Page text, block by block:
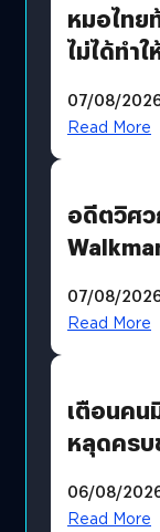
หมอไทย
ไม่ได้ทำใ
07/08/
Read More
อดีตวิศว
07/08/
Read More
เตือนคน
หลุดคร
รหัสผ่าน
06/08/
Read More